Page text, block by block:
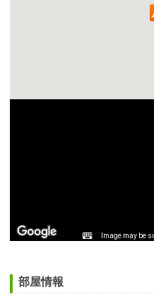
Image may be
部屋情報